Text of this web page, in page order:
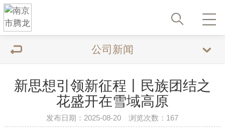
公司新闻
新思想引领新征程丨民族团结之
花盛开在雪域高原
发布日期：2025-08-20 浏览次数：167